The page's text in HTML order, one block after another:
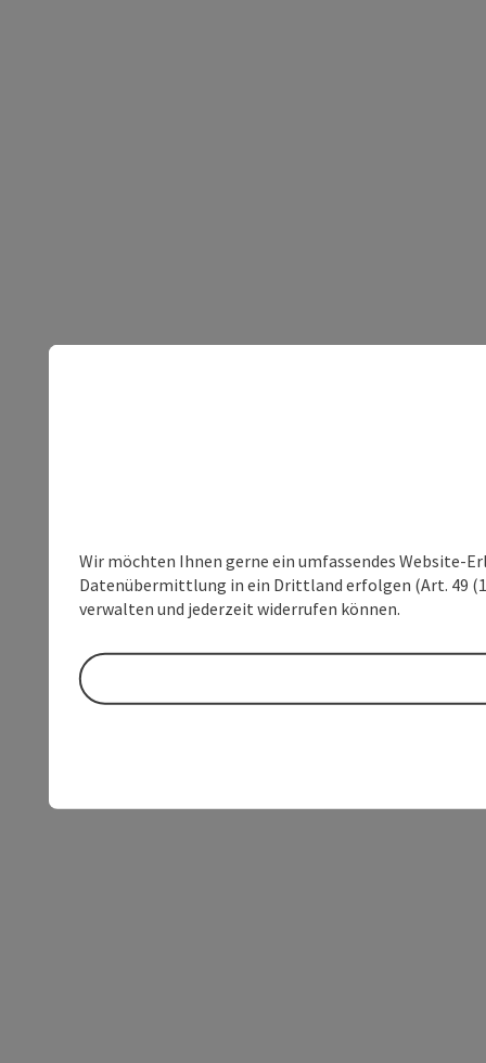
Wir möchten Ihnen gerne ein umfassendes Website-
Datenübermittlung in ein Drittland erfolgen (Art. 49
verwalten und jederzeit widerrufen können.